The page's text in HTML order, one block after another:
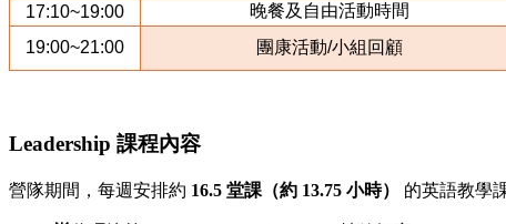
17:10~19:00
晚餐及自由活動時間
19:00~21:00
團康活動/小組回顧
Leadership 課程內容
營隊期間，每週安排約 16.5 堂課（約 13.75 小時） 的英語教學